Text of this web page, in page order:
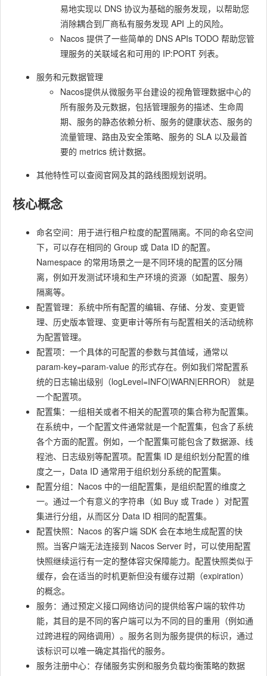
易地实现以 DNS 协议为基础的服务发现，以帮助您
消除耦合到厂商私有服务发现 API 上的风险。
Nacos 提供了一些简单的 DNS APIs TODO 帮助您管
理服务的关联域名和可用的 IP:PORT 列表。
服务和元数据管理
Nacos提供从微服务平台建设的视角管理数据中心的
所有服务及元数据，包括管理服务的描述、生命周
期、服务的静态依赖分析、服务的健康状态、服务的
流量管理、路由及安全策略、服务的 SLA 以及最首
要的 metrics 统计数据。
其他特性可以查阅官网及其的路线图规划说明。
核心概念
命名空间：用于进行租户粒度的配置隔离。不同的命名空间
下，可以存在相同的 Group 或 Data ID 的配置。
Namespace 的常用场景之一是不同环境的配置的区分隔
离，例如开发测试环境和生产环境的资源（如配置、服务）
隔离等。
配置管理：系统中所有配置的编辑、存储、分发、变更管
理、历史版本管理、变更审计等所有与配置相关的活动统称
为配置管理。
配置项：一个具体的可配置的参数与其值域，通常以
param-key=param-value 的形式存在。例如我们常配置系
统的日志输出级别（logLevel=INFO|WARN|ERROR） 就是
一个配置项。
配置集：一组相关或者不相关的配置项的集合称为配置集。
在系统中，一个配置文件通常就是一个配置集，包含了系统
各个方面的配置。例如，一个配置集可能包含了数据源、线
程池、日志级别等配置项。配置集 ID 是组织划分配置的维
度之一，Data ID 通常用于组织划分系统的配置集。
配置分组：Nacos 中的一组配置集，是组织配置的维度之
一。通过一个有意义的字符串（如 Buy 或 Trade ）对配置
集进行分组，从而区分 Data ID 相同的配置集。
配置快照：Nacos 的客户端 SDK 会在本地生成配置的快
照。当客户端无法连接到 Nacos Server 时，可以使用配置
快照继续运行有一定的整体容灾保障能力。配置快照类似于
缓存，会在适当的时机更新但没有缓存过期（expiration）
的概念。
服务：通过预定义接口网络访问的提供给客户端的软件功
能，其目的是不同的客户端可以为不同的目的重用（例如通
过跨进程的网络调用）。服务名则为服务提供的标识，通过
该标识可以唯一确定其指代的服务。
服务注册中心：存储服务实例和服务负载均衡策略的数据